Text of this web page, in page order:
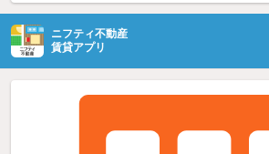
ニフティ不動産
賃貸アプリ